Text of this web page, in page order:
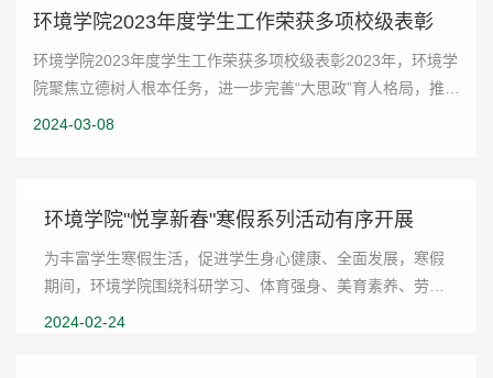
环境学院2023年度学生工作荣获多项校级表彰
环境学院2023年度学生工作荣获多项校级表彰2023年，环境学
院聚焦立德树人根本任务，进一步完善“大思政”育人格局，推动
“三全育人”走深走实、“五育并举”落细落地，体系化培育优秀
2024-03-08
环境学院"悦享新春"寒假系列活动有序开展
为丰富学生寒假生活，促进学生身心健康、全面发展，寒假
期间，环境学院围绕科研学习、体育强身、美育素养、劳育
实践、职业发展、社会实践六大主题，开展“悦享新春”寒假
2024-02-24